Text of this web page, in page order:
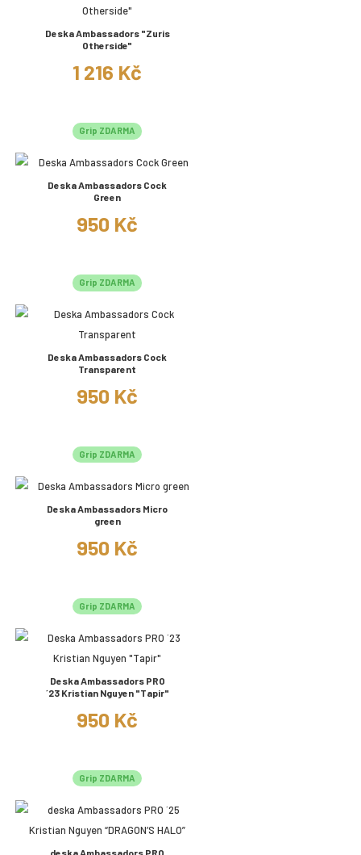
Deska Ambassadors "Zuris
Otherside"
1 216 Kč
Grip ZDARMA
Deska Ambassadors Cock
Green
950 Kč
Grip ZDARMA
Deska Ambassadors Cock
Transparent
950 Kč
Grip ZDARMA
Deska Ambassadors Micro
green
950 Kč
Grip ZDARMA
Deska Ambassadors PRO
´23 Kristian Nguyen "Tapir"
950 Kč
Grip ZDARMA
deska Ambassadors PRO